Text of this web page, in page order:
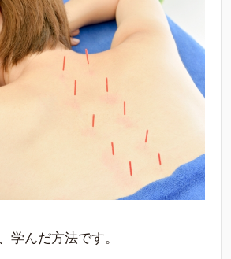
学んだ方法です。